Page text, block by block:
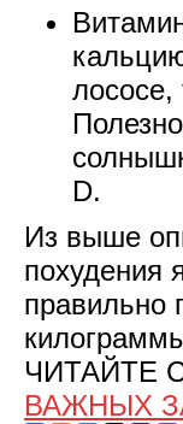
D.
Из выше
похудения
правильно
ЧИТАЙТЕ
ВАЖНЫХ